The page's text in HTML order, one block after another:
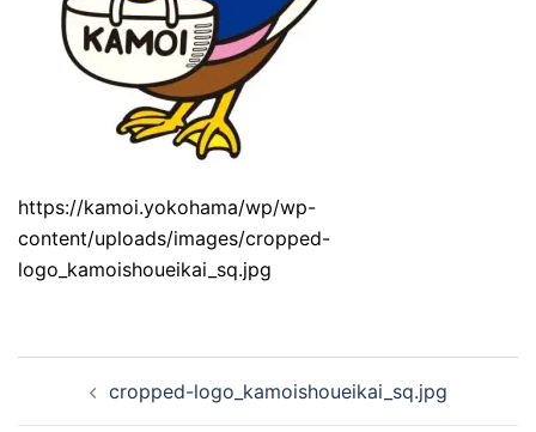
https://kamoi.yokohama/wp/wp-
content/uploads/images/cropped-
logo_kamoishoueikai_sq.jpg
cropped-logo_kamoishoueikai_sq.jpg